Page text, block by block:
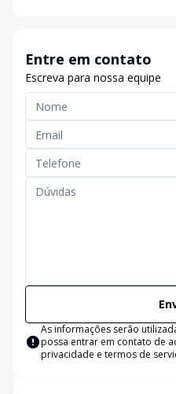
Entre em contato
Escreva para nossa equipe
As informações serão
possa entrar em contato de
privacidade e termos de